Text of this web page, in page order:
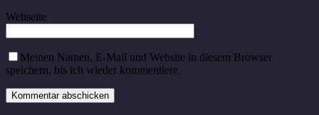
Webseite
Meinen Namen, E-Mail und Website in diesem Browser
speichern, bis ich wieder kommentiere.